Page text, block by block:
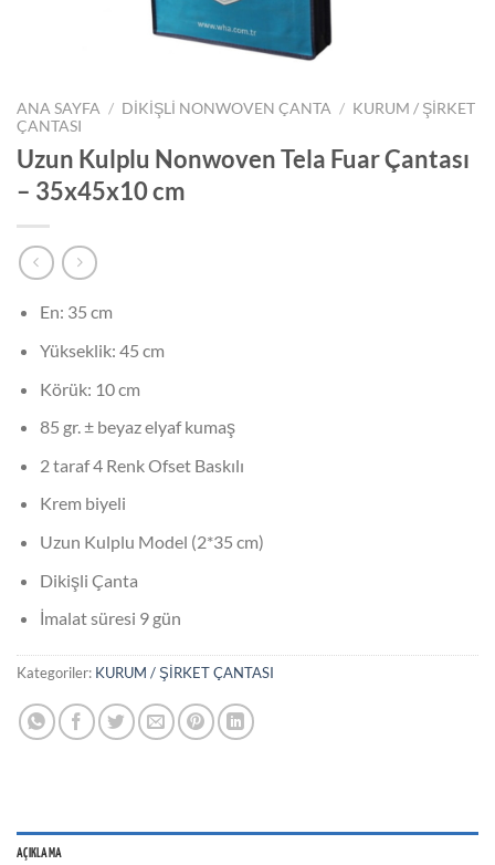
ANA SAYFA / DİKİŞLİ NONWOVEN ÇANTA / KURUM / ŞİRKET
ÇANTASI
Uzun Kulplu Nonwoven Tela Fuar Çantası
– 35x45x10 cm
En: 35 cm
Yükseklik: 45 cm
Körük: 10 cm
85 gr. ± beyaz elyaf kumaş
2 taraf 4 Renk Ofset Baskılı
Krem biyeli
Uzun Kulplu Model (2*35 cm)
Dikişli Çanta
İmalat süresi 9 gün
Kategoriler: KURUM / ŞİRKET ÇANTASI
AÇIKLAMA